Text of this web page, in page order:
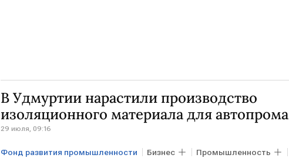
В Удмуртии нарастили производство
изоляционного материала для автопрома
29 июля, 09:16
Фонд развития промышленности Бизнес Промышленность